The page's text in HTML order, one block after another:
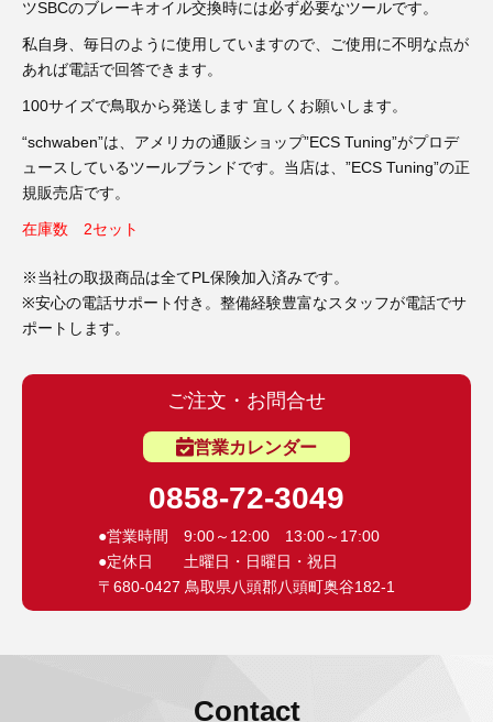
ツSBCのブレーキオイル交換時には必ず必要なツールです。
私自身、毎日のように使用していますので、ご使用に不明な点が
あれば電話で回答できます。
100サイズで鳥取から発送します 宜しくお願いします。
“schwaben”は、アメリカの通販ショップ”ECS Tuning”がプロデ
ュースしているツールブランドです。当店は、”ECS Tuning”の正
規販売店です。
在庫数 2セット
※当社の取扱商品は全てPL保険加入済みです。
※安心の電話サポート付き。整備経験豊富なスタッフが電話でサ
ポートします。
ご注文・お問合せ
営業カレンダー
0858-72-3049
●営業時間 9:00～12:00 13:00～17:00
●定休日 土曜日・日曜日・祝日
〒680-0427 鳥取県八頭郡八頭町奥谷182-1
Contact